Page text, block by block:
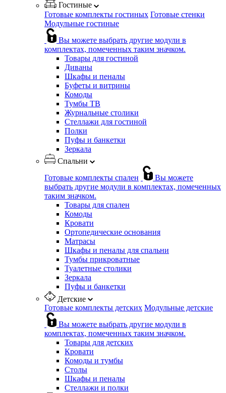
Гостиные
Готовые комплекты гостиных Готовые стенки
Модульные гостиные
Вы можете выбрать другие модули в
комплектах, помеченных таким значком.
Товары для гостиной
Диваны
Шкафы и пеналы
Буфеты и витрины
Комоды
Тумбы ТВ
Журнальные столики
Стеллажи для гостиной
Полки
Пуфы и банкетки
Зеркала
Спальни
Готовые комплекты спален
Вы можете
выбрать другие модули в комплектах, помеченных
таким значком.
Товары для спален
Комоды
Кровати
Ортопедические основания
Матрасы
Шкафы и пеналы для спальни
Тумбы прикроватные
Туалетные столики
Зеркала
Пуфы и банкетки
Детские
Готовые комплекты детских Модульные детские
Вы можете выбрать другие модули в
комплектах, помеченных таким значком.
Товары для детских
Кровати
Комоды и тумбы
Столы
Шкафы и пеналы
Стеллажи и полки